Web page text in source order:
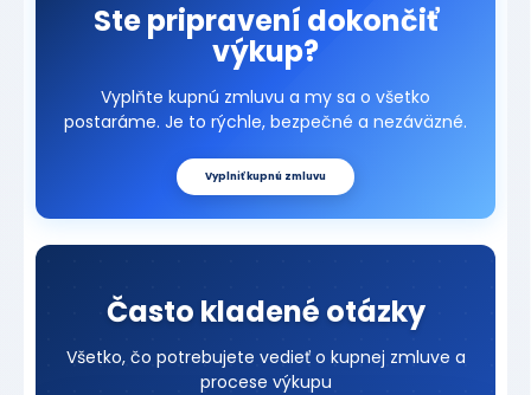
Ste pripravení dokončiť
výkup?
Vyplňte kupnú zmluvu a my sa o všetko
postaráme. Je to rýchle, bezpečné a nezáväzné.
Vyplniť kupnú zmluvu
Často kladené otázky
Všetko, čo potrebujete vedieť o kupnej zmluve a
procese výkupu